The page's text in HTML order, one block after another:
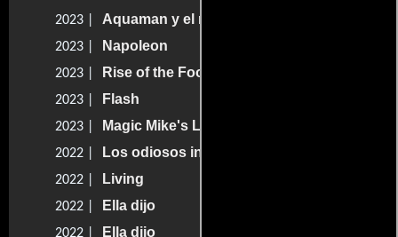
2023 | Aquaman y el reino perdido
2023 | Napoleon
2023 | Rise of the Footsoldier: Vengeance
2023 | Flash
2023 | Magic Mike's Last Dance
2022 | Los odiosos invitados a la boda
2022 | Living
2022 | Ella dijo
2022 | Ella dijo